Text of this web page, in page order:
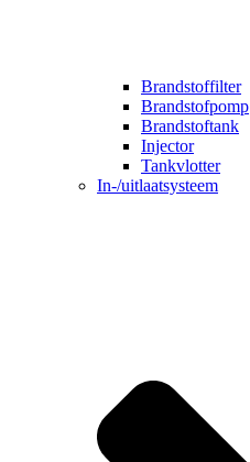
Brandstoffilter
Brandstofpomp
Brandstoftank
Injector
Tankvlotter
In-/uitlaatsysteem